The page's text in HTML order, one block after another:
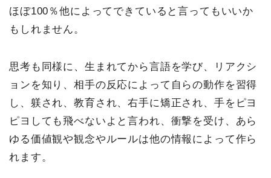
ほぼ100％他によってできていると言ってもいいか
もしれません。
思考も同様に、生まれてから言語を学び、リアクシ
ョンを知り、相手の反応によって自らの動作を習得
し、躾され、教育され、右手に矯正され、手をピヨ
ピヨしても飛べないよと言われ、衝撃を受け、あら
ゆる価値観や観念やルールは他の情報によって作ら
れます。